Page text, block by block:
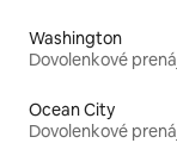
Washington
Dovolenkové
Ocean City
Dovolenkové